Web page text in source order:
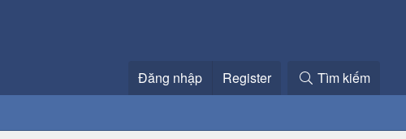
Đăng nhập Register Tìm kiếm